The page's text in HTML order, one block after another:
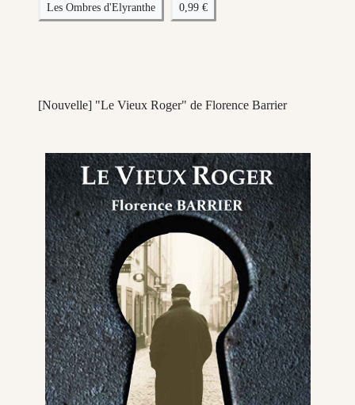
Les Ombres d'Elyranthe 0,99 €
[Nouvelle] "Le Vieux Roger" de Florence Barrier